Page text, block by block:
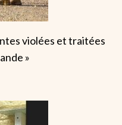
violées et traitées
»